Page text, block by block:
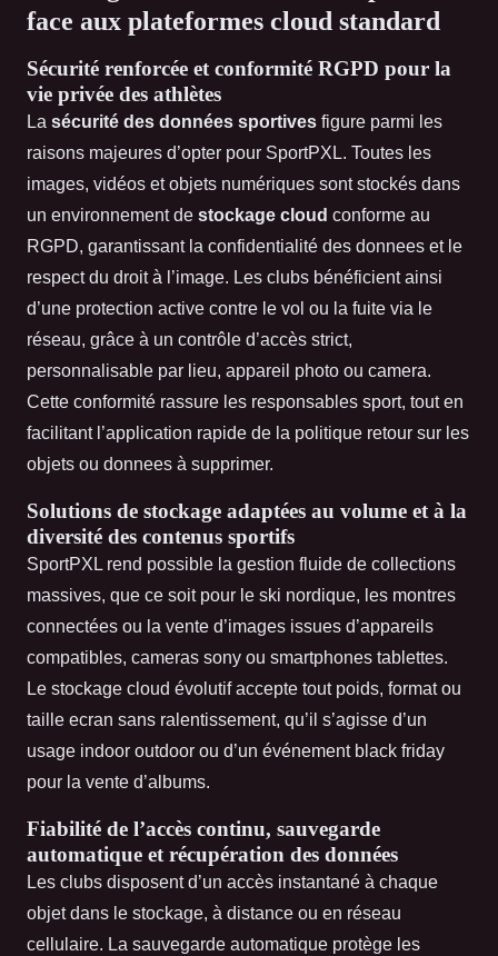
face aux plateformes cloud standard
Sécurité renforcée et conformité RGPD pour la
vie privée des athlètes
La sécurité des données sportives figure parmi les
raisons majeures d’opter pour SportPXL. Toutes les
images, vidéos et objets numériques sont stockés dans
un environnement de stockage cloud conforme au
RGPD, garantissant la confidentialité des donnees et le
respect du droit à l’image. Les clubs bénéficient ainsi
d’une protection active contre le vol ou la fuite via le
réseau, grâce à un contrôle d’accès strict,
personnalisable par lieu, appareil photo ou camera.
Cette conformité rassure les responsables sport, tout en
facilitant l’application rapide de la politique retour sur les
objets ou donnees à supprimer.
Solutions de stockage adaptées au volume et à la
diversité des contenus sportifs
SportPXL rend possible la gestion fluide de collections
massives, que ce soit pour le ski nordique, les montres
connectées ou la vente d’images issues d’appareils
compatibles, cameras sony ou smartphones tablettes.
Le stockage cloud évolutif accepte tout poids, format ou
taille ecran sans ralentissement, qu’il s’agisse d’un
usage indoor outdoor ou d’un événement black friday
pour la vente d’albums.
Fiabilité de l’accès continu, sauvegarde
automatique et récupération des données
Les clubs disposent d’un accès instantané à chaque
objet dans le stockage, à distance ou en réseau
cellulaire. La sauvegarde automatique protège les